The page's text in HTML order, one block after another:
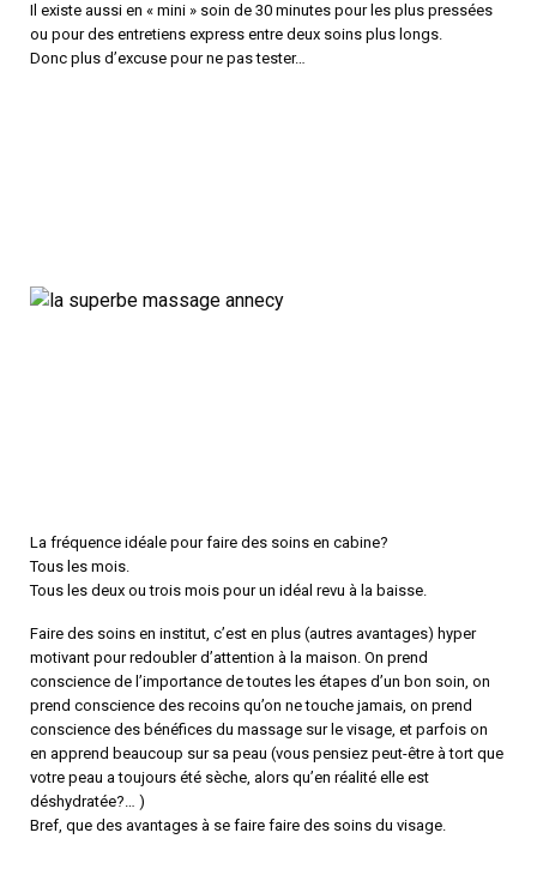
Il existe aussi en « mini » soin de 30 minutes pour les plus pressées
ou pour des entretiens express entre deux soins plus longs.
Donc plus d’excuse pour ne pas tester…
La fréquence idéale pour faire des soins en cabine?
Tous les mois.
Tous les deux ou trois mois pour un idéal revu à la baisse.
Faire des soins en institut, c’est en plus (autres avantages) hyper
motivant pour redoubler d’attention à la maison. On prend
conscience de l’importance de toutes les étapes d’un bon soin, on
prend conscience des recoins qu’on ne touche jamais, on prend
conscience des bénéfices du massage sur le visage, et parfois on
en apprend beaucoup sur sa peau (vous pensiez peut-être à tort que
votre peau a toujours été sèche, alors qu’en réalité elle est
déshydratée?… )
Bref, que des avantages à se faire faire des soins du visage.